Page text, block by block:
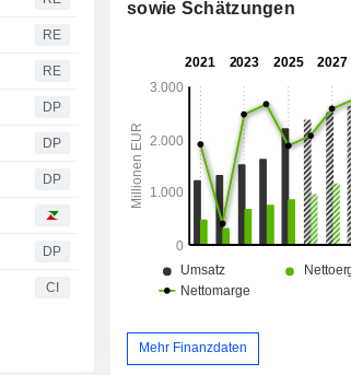
RE
RE
DP
DP
DP
DP
CI
sowie Schätzungen
Mehr Finanzdaten